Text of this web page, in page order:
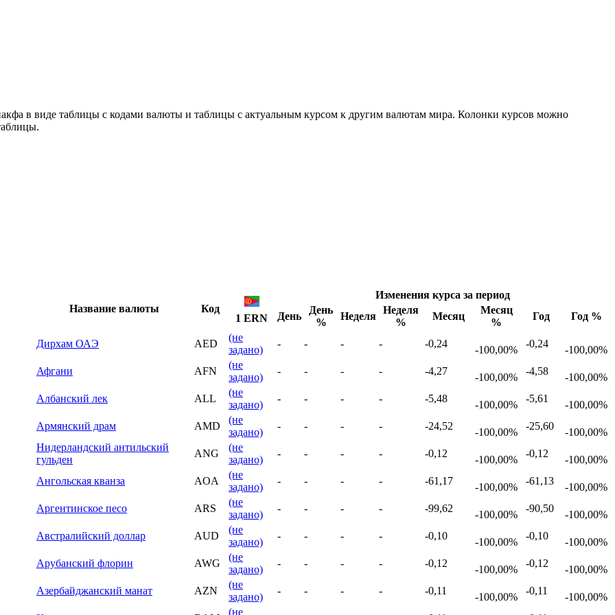
в виде таблицы с кодами валюты и таблицы с актуальным курсом к другим валютам мира. Колонки курсов можно
Название валюты
Код
1 ERN
Изменения курса за период
День
День
%
Неделя
Неделя
%
Месяц
Месяц
%
Год Год %
Дирхам ОАЭ AED
(не
задано)
- - - - -0,24
-100,00%
-0,24
-100,00%
Афгани
AFN
(не
задано)
- - - - -4,27
-100,00%
-4,58
-100,00%
Албанский лек
ALL
(не
задано)
- - - - -5,48
-100,00%
-5,61
-100,00%
Армянский драм
AMD
(не
задано)
- - - - -24,52
-100,00%
-25,60
-100,00%
Нидерландский антильский
гульден
ANG
(не
задано)
- - - - -0,12
-100,00%
-0,12
-100,00%
Ангольская кванза
AOA
(не
задано)
- - - - -61,17
-100,00%
-61,13
-100,00%
Аргентинское песо
ARS
(не
задано)
- - - - -99,62
-100,00%
-90,50
-100,00%
Австралийский доллар
AUD
(не
задано)
- - - - -0,10
-100,00%
-0,10
-100,00%
Арубанский флорин
AWG
(не
задано)
- - - - -0,12
-100,00%
-0,12
-100,00%
Азербайджанский манат
AZN
(не
задано)
- - - - -0,11
-100,00%
-0,11
-100,00%
(не